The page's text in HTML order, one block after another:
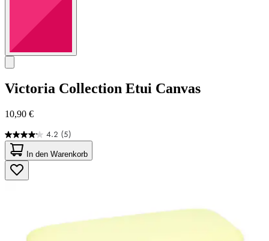
Victoria Collection Etui Canvas
10,90 €
4.2 (5)
4.2
von
5
Sternen.
5
In den Warenkorb